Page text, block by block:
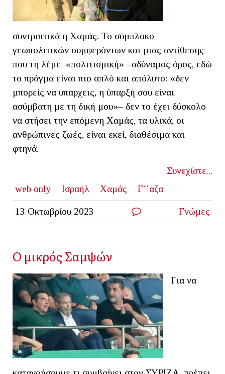
συντριπτικά η Χαμάς. Το σύμπλοκο
γεωπολιτικών συμφερόντων και μιας αντίθεσης
που τη λέμε «πολιτισμική» –αδύναμος όρος, εδώ
το πράγμα είναι πιο απλό και απόλυτο: «δεν
μπορείς να υπαρχεις, η ύπαρξή σου είναι
ασύμβατη με τη δική μου»– δεν το έχει δύσκολο
να στήσει την επόμενη Χαμάς, τα υλικά, οι
ανθρώπινες ζωές, είναι εκεί, διαθέσιμα και
φτηνά.
Συνεχίστε...
web only
Ισραήλ Χαμάς Γ΄΄αζα
13 Οκτωβρίου 2023 Γνώμες
Ο μικρός Σαμψών
Για να